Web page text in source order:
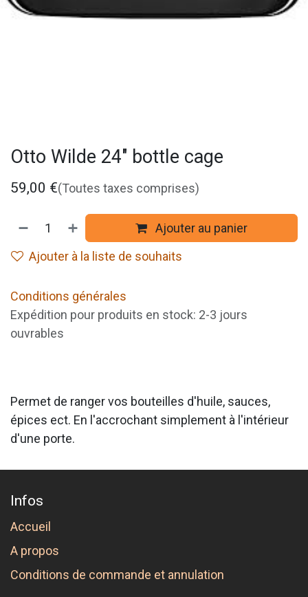
Otto Wilde 24" bottle cage
59,00 €(Toutes taxes comprises)
Ajouter au panier
Ajouter à la liste de souhaits
Conditions générales
Expédition pour produits en stock: 2-3 jours
ouvrables
Permet de ranger vos bouteilles d'huile, sauces,
épices ect. En l'accrochant simplement à l'intérieur
d'une porte.
Infos
Accueil
A propos
Conditions de commande et annulation